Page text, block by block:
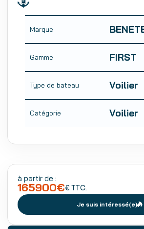
Marque
Gamme FIRST
Type de bateau Voilier
Catégorie Voilier
à partir de :
165900€€ TTC.
Je suis intéressé(e)